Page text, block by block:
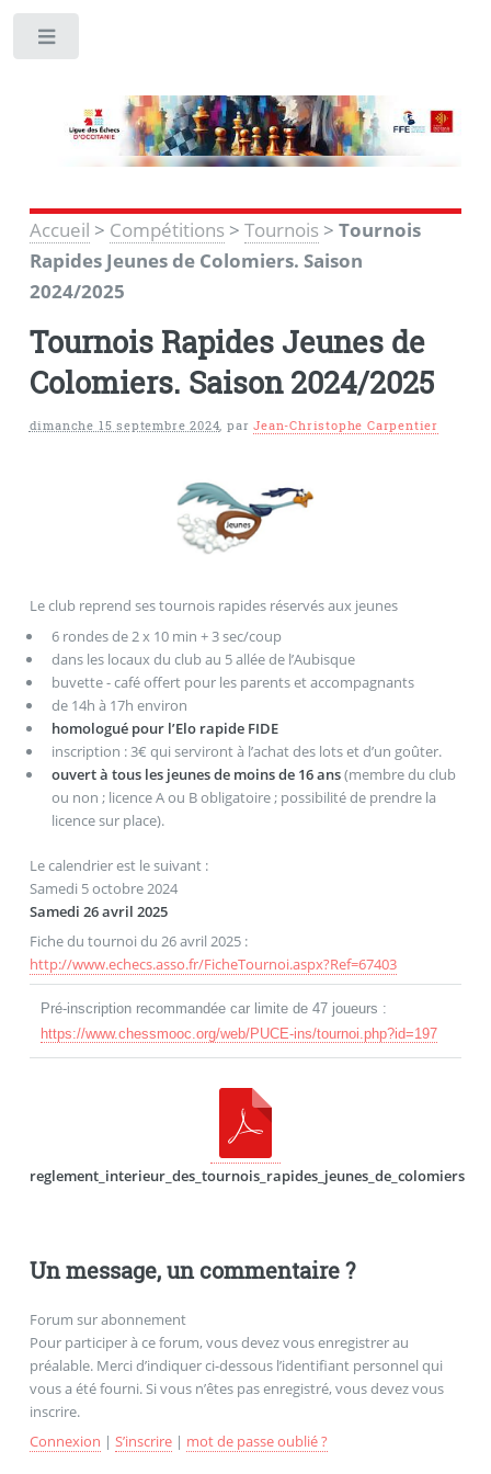
Accueil > Compétitions> Tournois> Tournois
Rapides Jeunes de Colomiers. Saison
2024/2025
Tournois Rapides Jeunes de
Colomiers. Saison 2024/2025
dimanche 15 septembre 2024,parJean-Christophe Carpentier
Le club reprend ses tournois rapides réservés aux jeunes
6 rondes de 2 x 10 min + 3 sec/coup
dans les locaux du club au 5 allée de l’Aubisque
buvette - café offert pour les parents et accompagnants
de 14h à 17h environ
homologué pour l’Elo rapide FIDE
inscription : 3€ qui serviront à l’achat des lots et d’un goûter.
ouvert à tous les jeunes de moins de 16 ans(membre du club
ou non ; licence A ou B obligatoire ; possibilité de prendre la
licence sur place).
Le calendrier est le suivant :
Samedi 5 octobre 2024
Samedi 26 avril 2025
Fiche du tournoi du 26 avril 2025 :
http://www.echecs.asso.fr/FicheTournoi.aspx?Ref=67403
Pré-inscription recommandée car limite de 47 joueurs :
https://www.chessmooc.org/web/PUCE-ins/tournoi.php?id=197
reglement_interieur_des_tournois_rapides_jeunes_de_colomiers
Un message, un commentaire ?
Forum sur abonnement
Pour participer à ce forum, vous devez vous enregistrer au
préalable. Merci d’indiquer ci-dessous l’identifiant personnel qui
vous a été fourni. Si vous n’êtes pas enregistré, vous devez vous
inscrire.
Connexion | S’inscrire| mot de passe oublié ?